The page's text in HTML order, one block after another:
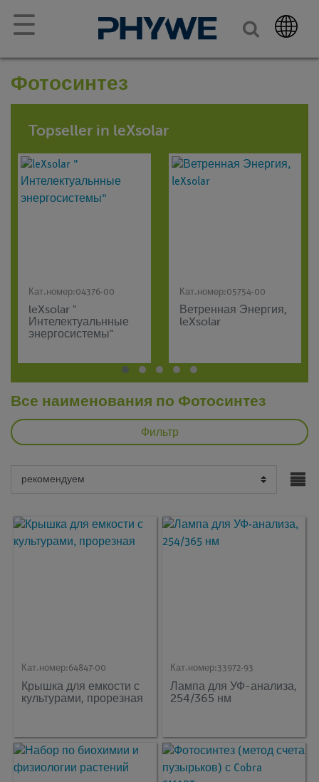
☰
Фотосинтез
Topseller in leXsolar
Кат.номер:04376-00
leXsolar "
Интелектуальнные
энергосистемы"
Кат.номер:05754-00
Ветренная Энергия,
leXsolar
Все наименования по Фотосинтез
Фильтр
Кат.номер:64847-00
Крышка для емкости с
культурами, прорезная
Кат.номер:33972-93
Лампа для УФ-анализа,
254/365 нм